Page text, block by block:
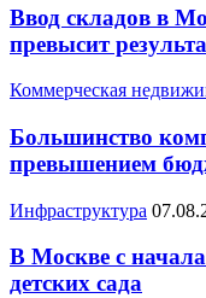
Ввод складов в
превысит
Коммерческая
Большинство
превышением
Инфраструктура
В Москве с
детских сада